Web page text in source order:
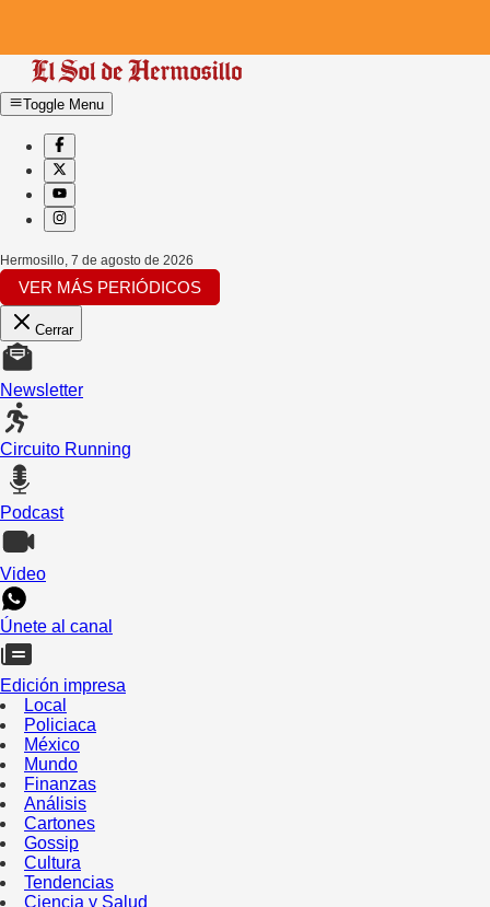
Toggle Menu
Hermosillo 7 de agosto de 2026
VER MÁS PERIÓDICOS
Cerrar
Newsletter
Circuito Running
Podcast
Video
Únete al canal
Edición impresa
Local
Policiaca
México
Mundo
Finanzas
Análisis
Cartones
Gossip
Cultura
Tendencias
Ciencia y Salud